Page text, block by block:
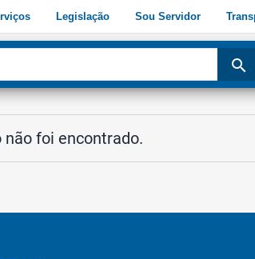
Legislação Sou Servidor
search
não foi encontrado.